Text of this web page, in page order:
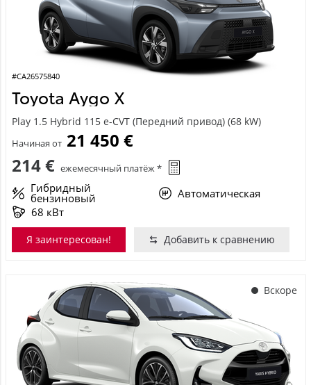
#CA26575840
Toyota Aygo X
Play 1.5 Hybrid 115 e-CVT (Передний привод) (68 kW)
Начиная от 21 450 €
214 € ежемесячный платёж *
Гибридный
бензиновый
Автоматическая
68 кВт
Я заинтересован! Добавить к сравнению
Вскоре